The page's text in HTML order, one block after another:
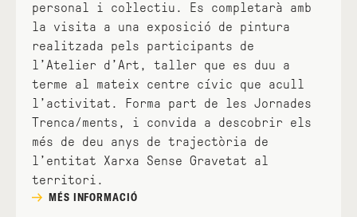
personal i col·lectiu. Es completarà amb
la visita a una exposició de pintura
realitzada pels participants de
l’Atelier d’Art, taller que es duu a
terme al mateix centre cívic que acull
l’activitat. Forma part de les Jornades
Trenca/ments, i convida a descobrir els
més de deu anys de trajectòria de
l’entitat Xarxa Sense Gravetat al
territori.
MÉS INFORMACIÓ